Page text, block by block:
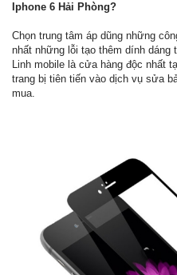
Iphone 6 Hải Phòng?
Chọn trung tâm áp dũng những
nhất những lỗi tạo thêm dính
Linh mobile là cửa hàng độc nhất
trang bị tiên tiến vào dịch vụ sửa
mua.